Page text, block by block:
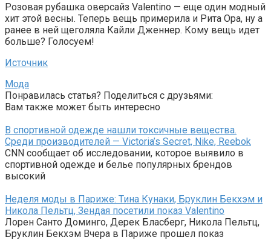
Розовая рубашка оверсайз Valentino — еще один модный
хит этой весны. Теперь вещь примерила и Рита Ора, ну а
ранее в ней щеголяла Кайли Дженнер. Кому вещь идет
больше? Голосуем!
Источник
Мода
Понравилась статья? Поделиться с друзьями:
Вам также может быть интересно
В спортивной одежде нашли токсичные вещества.
Среди производителей — Victoria’s Secret, Nike, Reebok
CNN сообщает об исследовании, которое выявило в
спортивной одежде и белье популярных брендов
высокий
Неделя моды в Париже: Тина Кунаки, Бруклин Бекхэм и
Никола Пельтц, Зендая посетили показ Valentino
Лорен Санто Доминго, Дерек Бласберг, Никола Пельтц,
Бруклин Бекхэм Вчера в Париже прошел показ